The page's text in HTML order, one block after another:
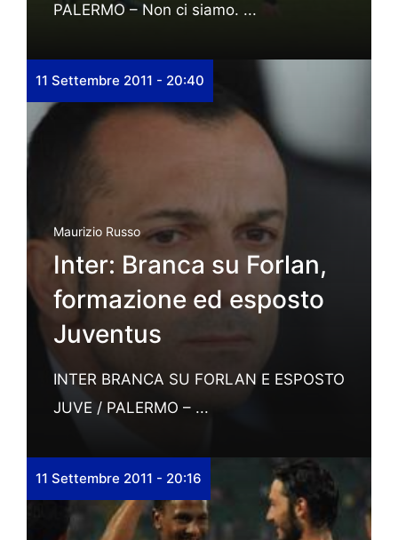
PALERMO – Non ci siamo. ...
11 Settembre 2011 - 20:40
Maurizio Russo
Inter: Branca su Forlan,
formazione ed esposto
Juventus
INTER BRANCA SU FORLAN E ESPOSTO
JUVE / PALERMO – ...
11 Settembre 2011 - 20:16